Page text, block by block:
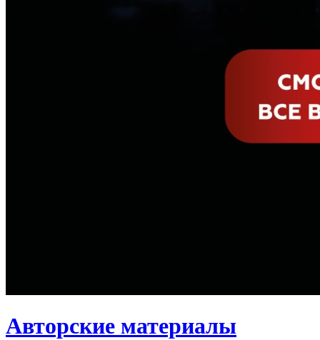
Авторские материалы